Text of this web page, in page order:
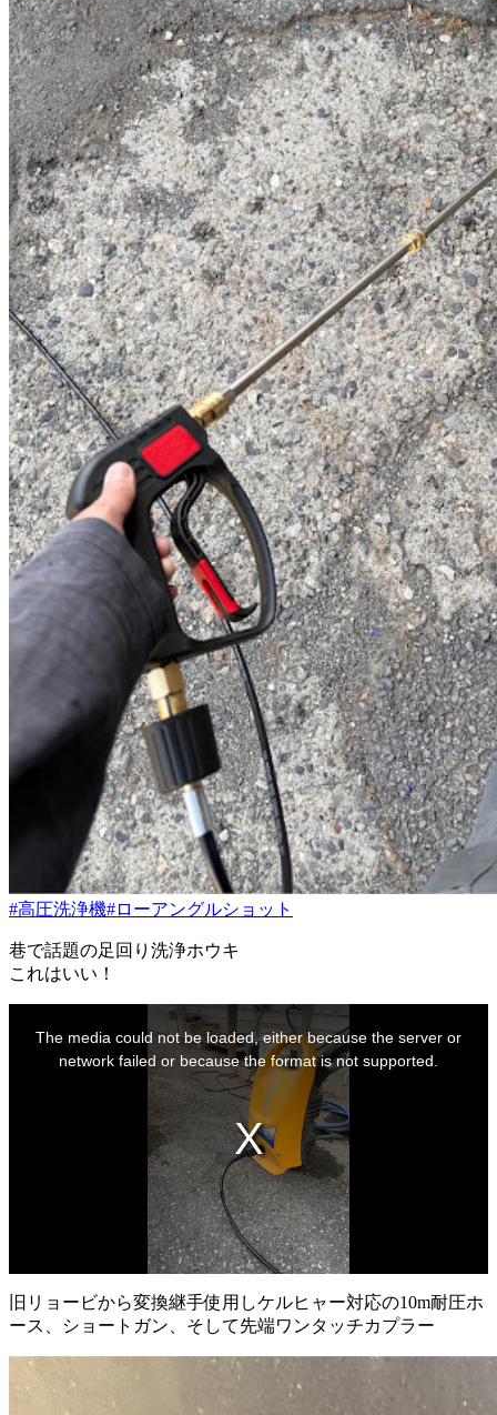
#高圧洗浄機#ローアングルショット
巷で話題の足回り洗浄ホウキ
これはいい！
The media could not be loaded, either because the server or
network failed or because the format is not supported.
旧リョービから変換継手使用しケルヒャー対応の10m耐圧ホ
ース、ショートガン、そして先端ワンタッチカプラー